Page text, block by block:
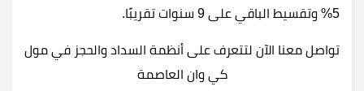
5% وتقسيط الباقي على 9 سنوات تقريبًا.
تواصل معنا الآن لتتعرف على أنظمة السداد والحجز في مول
كي وان العاصمة